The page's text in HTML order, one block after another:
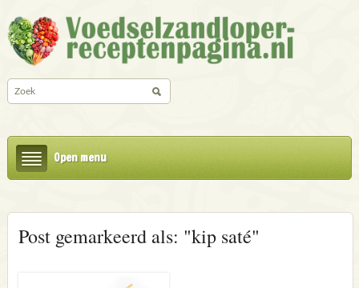
Open menu
Post gemarkeerd als: "kip saté"